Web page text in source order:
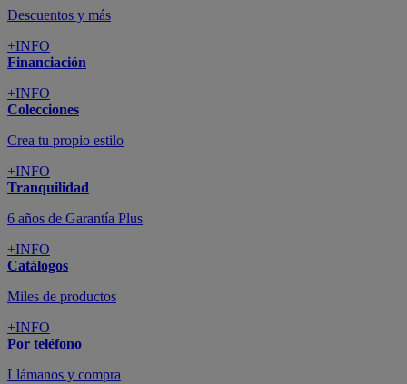
Descuentos y más
+INFO
Financiación
+INFO
Colecciones
Crea tu propio estilo
+INFO
Tranquilidad
6 años de Garantía Plus
+INFO
Catálogos
Miles de productos
+INFO
Por teléfono
Llámanos y compra